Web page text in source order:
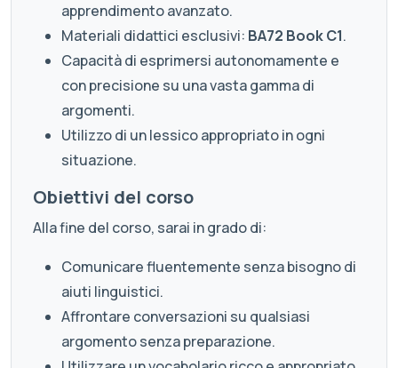
apprendimento avanzato.
Materiali didattici esclusivi: BA72 Book C1.
Capacità di esprimersi autonomamente e
con precisione su una vasta gamma di
argomenti.
Utilizzo di un lessico appropriato in ogni
situazione.
Obiettivi del corso
Alla fine del corso, sarai in grado di:
Comunicare fluentemente senza bisogno di
aiuti linguistici.
Affrontare conversazioni su qualsiasi
argomento senza preparazione.